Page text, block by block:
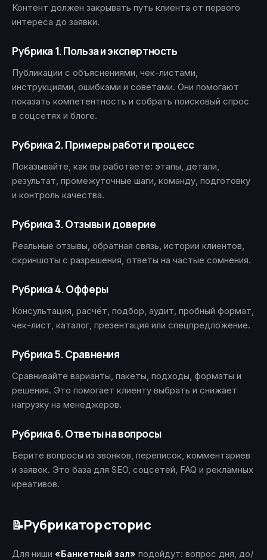
Контент должен закрывать путь клиента от первого
интереса до заявки.
Рубрика 1. Польза и экспертность
Публикации с объяснениями, чек-листами,
инструкциями, ошибками и советами. Они помогают
показать компетентность и собрать поисковый спрос
в соцсетях и блоге.
Рубрика 2. Примеры работ и процесс
Показывайте, как вы работаете: этапы, детали,
результат, промежуточные шаги, команду, подготовку
и контроль качества.
Рубрика 3. Отзывы и доверие
Реальные отзывы, обратная связь, истории клиентов,
скриншоты с разрешения, ответы на частые сомнения.
Рубрика 4. Офферы
Консультация, расчёт, подбор, аудит, пробный формат,
чек-лист, каталог, презентация или спецпредложение.
Рубрика 5. Сравнения
Сравнивайте варианты, пакеты, подходы, форматы и
решения. Это помогает клиенту выбрать и снижает
нагрузку на менеджеров.
Рубрика 6. Ответы на вопросы
Берите вопросы из звонков, переписок, комментариев
и заявок. Это база для SEO, соцсетей, FAQ и рекламных
креативов.
📝Рубрикатор сторис
Для ниши «Банкетный зал» подойдут: вопрос дня, до/